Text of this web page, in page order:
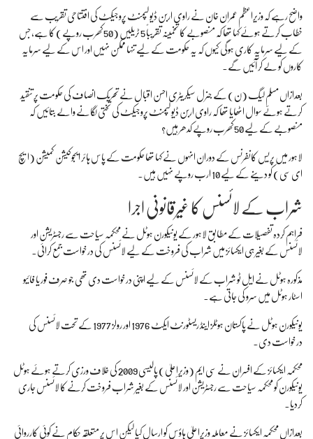
واضح رہے کہ وزیراعظم عمران خان نے راوی اربن ڈیولپمنٹ پروجیکٹ کی افتتاحی تقریب سے
خطاب کرتے ہوئے کہا تھا کہ منصوبے کا تخمینہ تقریباً 5 ٹریلیں (50 کھرب روپے) کا ہے، جس
کے لیے سرمایہ کاری ہوگی کیوں کہ یہ حکومت کے لیے تنہا ممکن نہیں اور اس کے لیے سرمایہ
کاروں کو لے کر آئیں گے۔
بعدازاں مسلم لیگ (ن) کے جنرل سیکریٹری احسن اقبال نے تحریک انصاف کی حکومت پر تنقید
کرتے ہوئے سوال اٹھایا تھا کہ راوی اربن ڈیولپمنٹ پروجیکٹ کی تختی لگانے والے بتائیں کہ
منصوبے کے لیے 50 کھرب روپے کدھر ہیں؟
لاہور میں پریس کانفرنس کے دوران انہوں نے کہا تھا حکومت کے پاس ہائر ایجوکیشن کمیشن (ایچ
ای سی) کو دینے کے لیے 10 ارب روپے نہیں ہیں۔
شراب کے لائسنس کا غیرقانونی اجرا
فراہم کردہ تفصیلات کے مطابق لاہور کے یونیکورن ہوٹل نے محکمہ سیاحت سے رجسٹریشن اور
لائسنس کے بغیر ہی ایکسائز میں شراب کی فروخت کے لیے لائسنس کی درخواست جمع کرائی۔
مذکورہ ہوٹل نے ایل ٹو شراب کے لائسنس کے لیے اپنی درخواست دی تھی جو صرف فور یا فائیو
اسٹار ہوٹل میں سرو کی جاتی ہے۔
یونیکورن ہوٹل نے پاکستان ہوٹلز اینڈ ریسٹورنٹ ایکٹ 1976 اور رولز 1977 کے تحت لائسنس کی
درخواست دی۔
محکمہ ایکسائز کے افسران نے سی ایم (وزیراعلیٰ) پالیسی 2009 کی خلاف ورزی کرتے ہوئے ہوٹل
یونیکورن کو محکمہ سیاحت سے رجسٹریشن اور لائسنس کے بغیر شراب فروخت کرنے کا لائسنس جاری
کردیا۔
بعدازاں محکمہ ایکسائز نے معاملہ وزیراعلیٰ ہاؤس کو ارسال کیا لیکن اس پر متعلقہ حکام نے کوئی کارروائی